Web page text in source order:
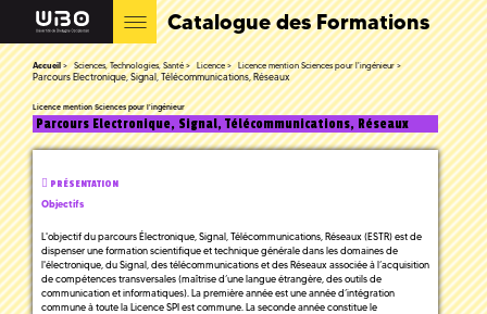
Catalogue des Formations
Accueil Sciences, Technologies, Santé Licence Licence mention Sciences pour l'ingénieur
Parcours Electronique, Signal, Télécommunications, Réseaux
Licence mention Sciences pour l'ingénieur
Parcours Electronique, Signal, Télécommunications, Réseaux
PRÉSENTATION
Objectifs
L'objectif du parcours Électronique, Signal, Télécommunications, Réseaux (ESTR) est de
dispenser une formation scientifique et technique générale dans les domaines de
l'électronique, du Signal, des télécommunications et des Réseaux associée à l’acquisition
de compétences transversales (maîtrise d’une langue étrangère, des outils de
communication et informatiques). La première année est une année d’intégration
commune à toute la Licence SPI est commune. La seconde année constitue le